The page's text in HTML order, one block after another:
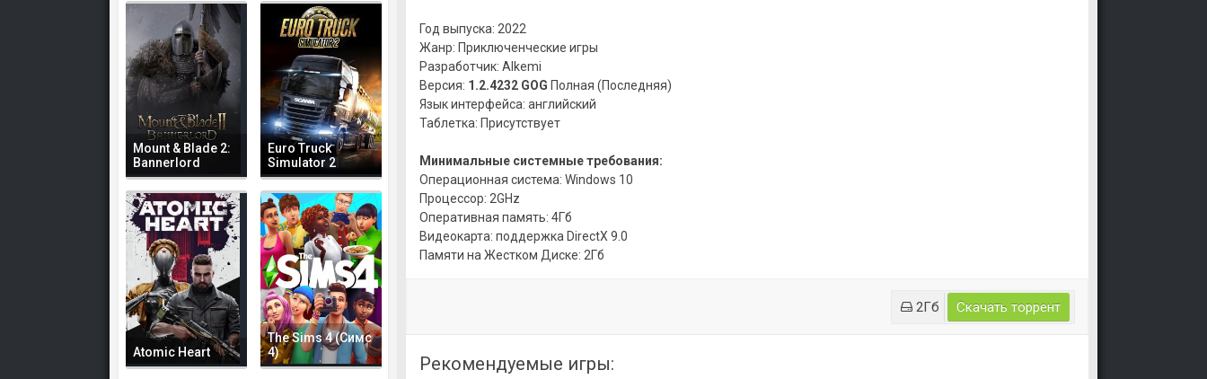
Год выпуска: 2022
Жанр: Приключенческие игры
Разработчик: Alkemi
Версия: 1.2.4232 GOG Полная (Последняя)
Язык интерфейса: английский
Таблетка: Присутствует
Минимальные системные требования:
Операционная система: Windows 10
Процессор: 2GHz
Оперативная память: 4Гб
Видеокарта: поддержка DirectX 9.0
Памяти на Жестком Диске: 2Гб
2Гб Скачать торрент
Рекомендуемые игры:
Mount & Blade 2:
Bannerlord
Euro Truck
Simulator 2
Atomic Heart
The Sims 4 (Симс
4)